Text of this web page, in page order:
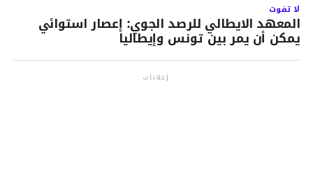
لا تفوت
المعهد الايطالي للرصد الجوي: إعصار استوائي
يمكن أن يمر بين تونس وإيطاليا
إعلانات